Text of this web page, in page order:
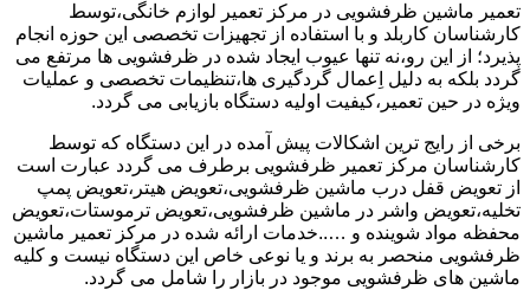
تعمیر ماشین ظرفشویی در مرکز تعمیر لوازم خانگی،توسط
کارشناسان کاربلد و با استفاده از تجهیزات تخصصی این حوزه انجام
پذیرد؛ از این رو،نه تنها عیوب ایجاد شده در ظرفشویی ها مرتفع می
گردد بلکه به دلیل اِعمال گردگیری ها،تنظیمات تخصصی و عملیات
ویژه در حین تعمیر،کیفیت اولیه دستگاه بازیابی می گردد.
برخی از رایج ترین اشکالات پیش آمده در این دستگاه که توسط
کارشناسان مرکز تعمیر ظرفشویی برطرف می گردد عبارت است
از تعویض قفل درب ماشین ظرفشویی،تعویض هیتر،تعویض پمپ
تخلیه،تعویض واشر در ماشین ظرفشویی،تعویض ترموستات،تعویض
محفظه مواد شوینده و …..خدمات ارائه شده در مرکز تعمیر ماشین
ظرفشویی منحصر به برند و یا نوعی خاص این دستگاه نیست و کلیه
ماشین های ظرفشویی موجود در بازار را شامل می گردد.